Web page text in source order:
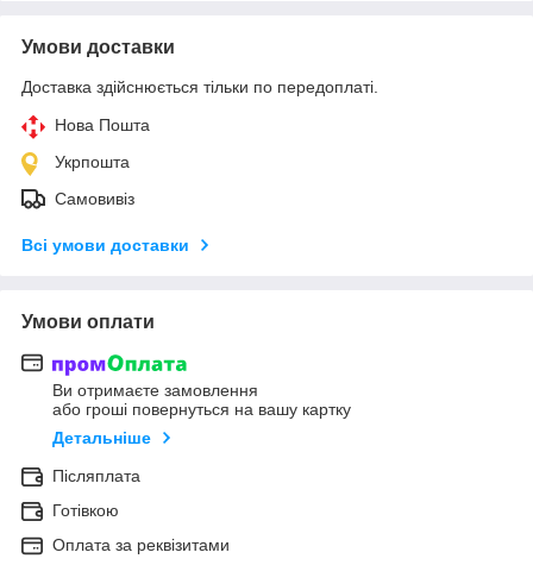
Умови доставки
Доставка здійснюється тільки по передоплаті.
Нова Пошта
Укрпошта
Самовивіз
Всі умови доставки
Умови оплати
Ви отримаєте замовлення
або гроші повернуться на вашу картку
Детальніше
Післяплата
Готівкою
Оплата за реквізитами